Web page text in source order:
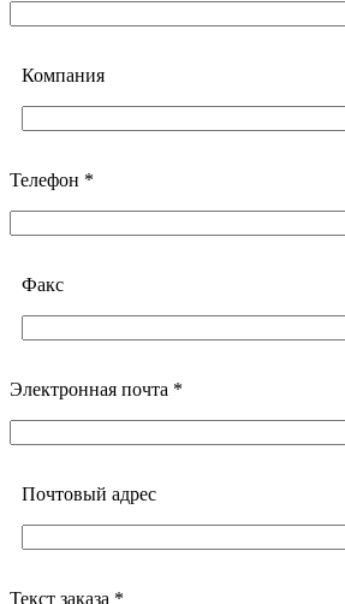
Компания
Телефон *
Факс
Электронная почта *
Почтовый адреc
Текст заказа *